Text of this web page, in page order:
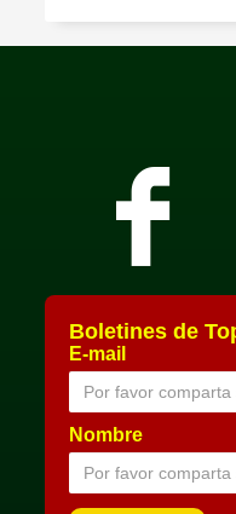
Boletines de
E-mail
Nombre